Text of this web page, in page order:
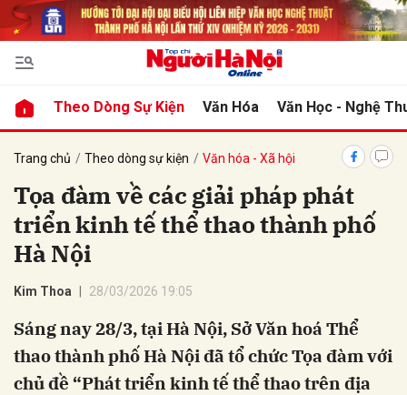
Theo Dòng Sự Kiện Văn Hóa Văn Học - Nghệ
Trang chủ Theo dòng sự kiện Văn hóa - Xã hội
Tọa đàm về các giải pháp phát
triển kinh tế thể thao thành phố
Hà Nội
Kim Thoa 28/03/2026 19:05
Sáng nay 28/3, tại Hà Nội, Sở Văn hoá Thể
thao thành phố Hà Nội đã tổ chức Tọa đàm với
chủ đề “Phát triển kinh tế thể thao trên địa
luận